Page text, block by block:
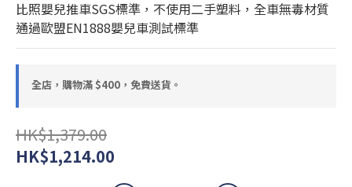
比照嬰兒推車SGS標準，不使用二手塑料，全車無毒材質
通過歐盟EN1888嬰兒車測試標準
全店，購物滿 $400，免費送貨。
HK$1,379.00
HK$1,214.00